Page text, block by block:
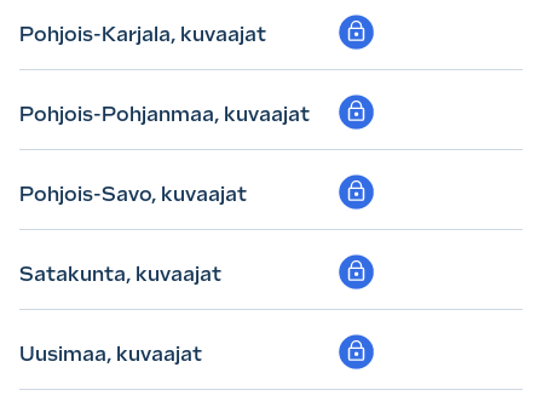
Pohjois-Karjala, kuvaajat
Pohjois-Pohjanmaa, kuvaajat
Pohjois-Savo, kuvaajat
Satakunta, kuvaajat
Uusimaa, kuvaajat